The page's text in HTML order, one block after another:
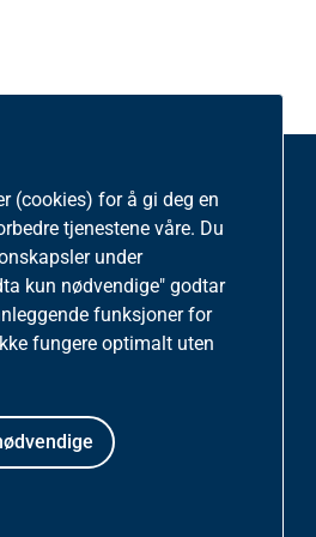
(cookies) for å gi deg en
tjenestene våre. Du
under
kun nødvendige" godtar
funksjoner for
fungere optimalt uten
på helfo.no